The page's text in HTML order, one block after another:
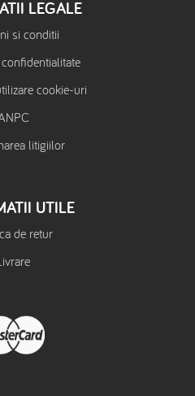
LEGALE
si conditii
cookie-uri
litigiilor
UTILE
de retur